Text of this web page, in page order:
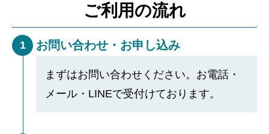
ご利用の流れ
1 お問い合わせ・お申し込み
まずはお問い合わせください。お電話・
メール・LINEで受付けております。